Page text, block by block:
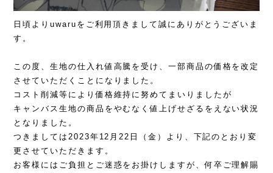
日頃よりuwaruをご利用頂きまして誠にありがとうございま
す。
この度、生地の仕入れ値高騰を受け、一部商品の価格を改定
させていただくことになりました。
コスト削減等により価格維持に努めてまいりましたが
キャンバス生地の商品をやむなく値上げせざるをえない状況
となりました。
つきましては2023年12月22日（金）より、下記のとおり変
更させていただきます。
お客様にはご負担とご迷惑をお掛けしますが、何卒ご理解賜